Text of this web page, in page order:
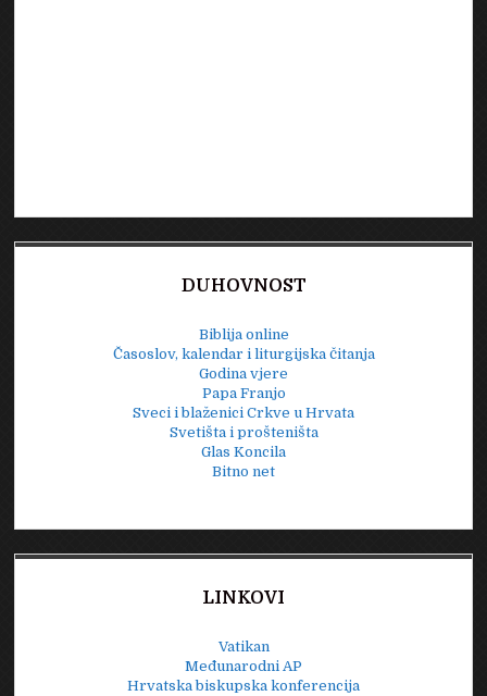
DUHOVNOST
Biblija online
Časoslov, kalendar i liturgijska čitanja
Godina vjere
Papa Franjo
Sveci i blaženici Crkve u Hrvata
Svetišta i prošteništa
Glas Koncila
Bitno net
LINKOVI
Vatikan
Međunarodni AP
Hrvatska biskupska konferencija